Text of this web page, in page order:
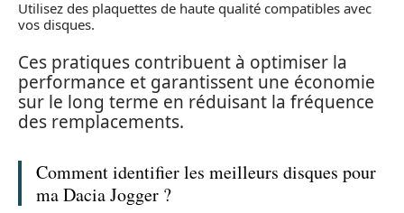
Utilisez des plaquettes de haute qualité compatibles avec
vos disques.
Ces pratiques contribuent à optimiser la
performance et garantissent une économie
sur le long terme en réduisant la fréquence
des remplacements.
Comment identifier les meilleurs disques pour
ma Dacia Jogger ?